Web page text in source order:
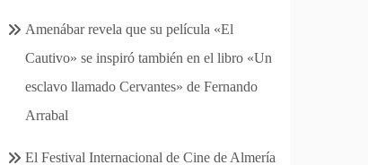
Amenábar revela que su película «El
Cautivo» se inspiró también en el libro «Un
esclavo llamado Cervantes» de Fernando
Arrabal
El Festival Internacional de Cine de Almería